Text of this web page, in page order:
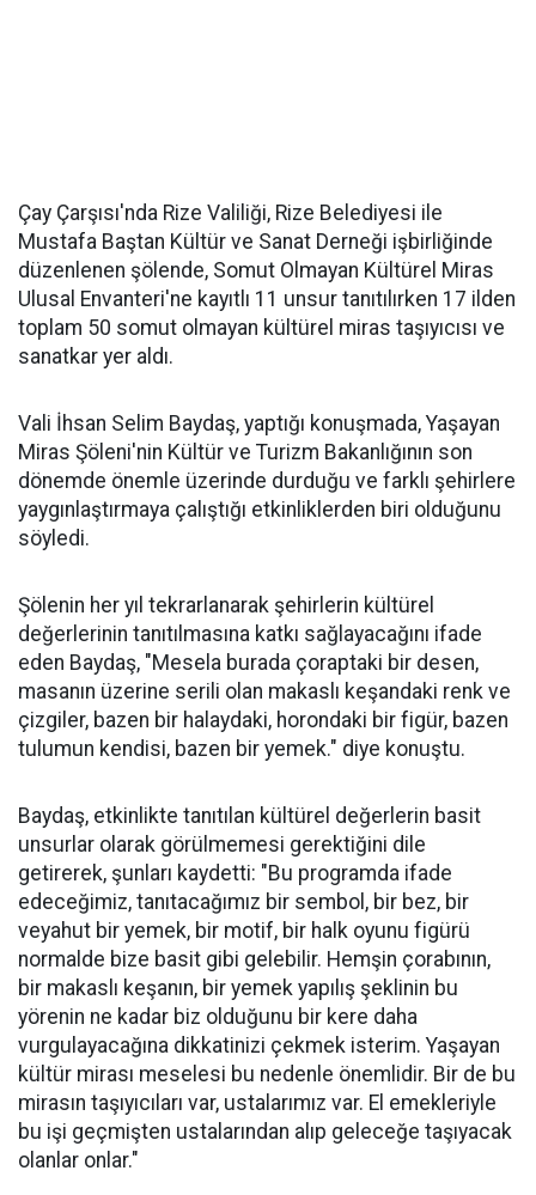
Çay Çarşısı'nda Rize Valiliği, Rize Belediyesi ile
Mustafa Baştan Kültür ve Sanat Derneği işbirliğinde
düzenlenen şölende, Somut Olmayan Kültürel Miras
Ulusal Envanteri'ne kayıtlı 11 unsur tanıtılırken 17 ilden
toplam 50 somut olmayan kültürel miras taşıyıcısı ve
sanatkar yer aldı.
Vali İhsan Selim Baydaş, yaptığı konuşmada, Yaşayan
Miras Şöleni'nin Kültür ve Turizm Bakanlığının son
dönemde önemle üzerinde durduğu ve farklı şehirlere
yaygınlaştırmaya çalıştığı etkinliklerden biri olduğunu
söyledi.
Şölenin her yıl tekrarlanarak şehirlerin kültürel
değerlerinin tanıtılmasına katkı sağlayacağını ifade
eden Baydaş, "Mesela burada çoraptaki bir desen,
masanın üzerine serili olan makaslı keşandaki renk ve
çizgiler, bazen bir halaydaki, horondaki bir figür, bazen
tulumun kendisi, bazen bir yemek." diye konuştu.
Baydaş, etkinlikte tanıtılan kültürel değerlerin basit
unsurlar olarak görülmemesi gerektiğini dile
getirerek, şunları kaydetti: "Bu programda ifade
edeceğimiz, tanıtacağımız bir sembol, bir bez, bir
veyahut bir yemek, bir motif, bir halk oyunu figürü
normalde bize basit gibi gelebilir. Hemşin çorabının,
bir makaslı keşanın, bir yemek yapılış şeklinin bu
yörenin ne kadar biz olduğunu bir kere daha
vurgulayacağına dikkatinizi çekmek isterim. Yaşayan
kültür mirası meselesi bu nedenle önemlidir. Bir de bu
mirasın taşıyıcıları var, ustalarımız var. El emekleriyle
bu işi geçmişten ustalarından alıp geleceğe taşıyacak
olanlar onlar."